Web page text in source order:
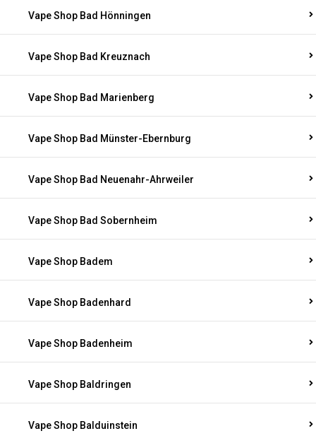
Vape Shop Bad Hönningen
Vape Shop Bad Kreuznach
Vape Shop Bad Marienberg
Vape Shop Bad Münster-Ebernburg
Vape Shop Bad Neuenahr-Ahrweiler
Vape Shop Bad Sobernheim
Vape Shop Badem
Vape Shop Badenhard
Vape Shop Badenheim
Vape Shop Baldringen
Vape Shop Balduinstein